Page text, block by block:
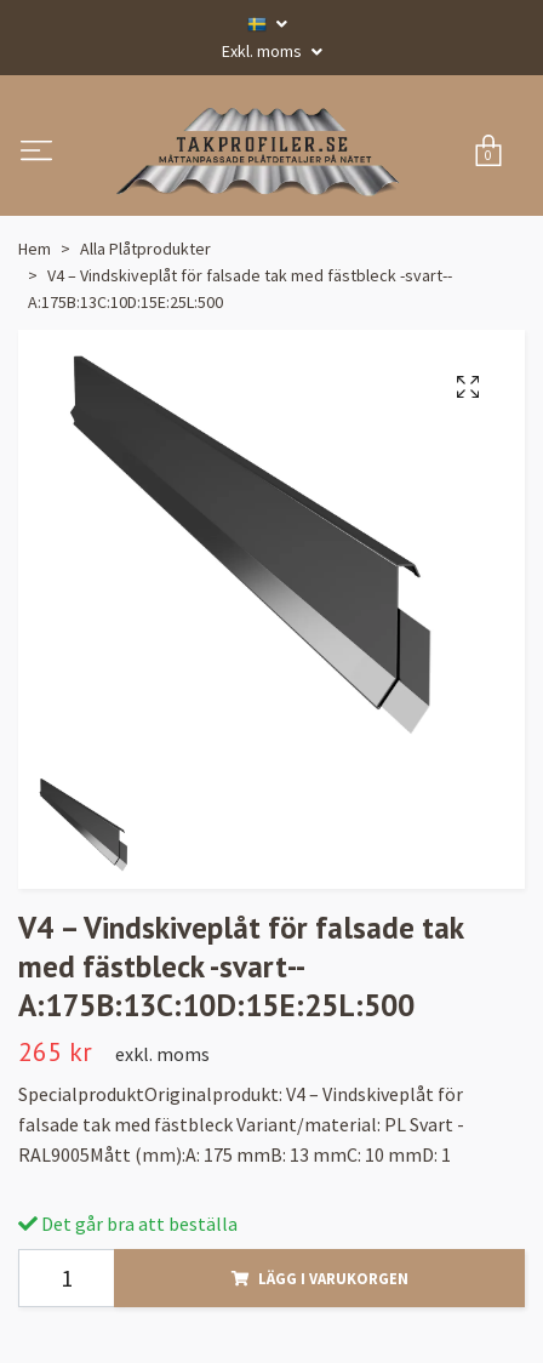
Exkl. moms
0
Hem
Alla Plåtprodukter
V4 – Vindskiveplåt för falsade tak med fästbleck -svart--
A:175B:13C:10D:15E:25L:500
V4 – Vindskiveplåt för falsade tak
med fästbleck -svart--
A:175B:13C:10D:15E:25L:500
265 kr
exkl. moms
SpecialproduktOriginalprodukt: V4 – Vindskiveplåt för
falsade tak med fästbleck Variant/material: PL Svart -
RAL9005Mått (mm):A: 175 mmB: 13 mmC: 10 mmD: 1
Det går bra att beställa
LÄGG I VARUKORGEN